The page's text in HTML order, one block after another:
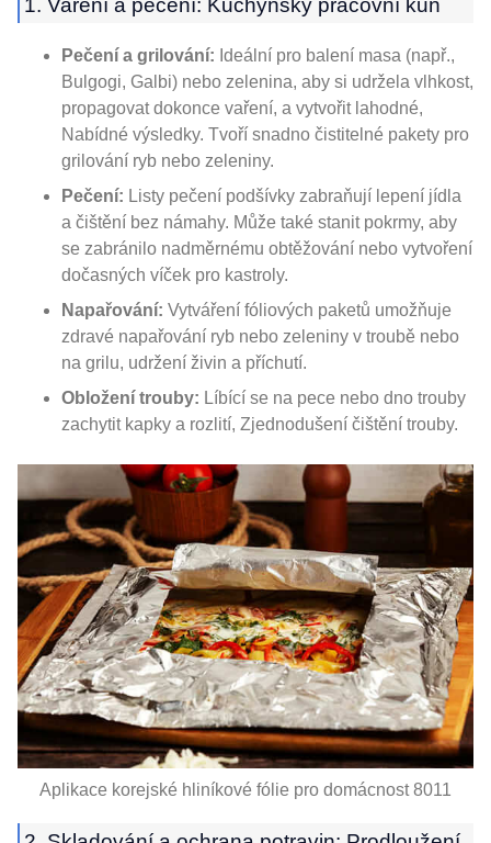
1. Vaření a pečení: Kuchyňský pracovní kůň
Pečení a grilování: Ideální pro balení masa (např.,
Bulgogi, Galbi) nebo zelenina, aby si udržela vlhkost,
propagovat dokonce vaření, a vytvořit lahodné,
Nabídné výsledky. Tvoří snadno čistitelné pakety pro
grilování ryb nebo zeleniny.
Pečení: Listy pečení podšívky zabraňují lepení jídla
a čištění bez námahy. Může také stanit pokrmy, aby
se zabránilo nadměrnému obtěžování nebo vytvoření
dočasných víček pro kastroly.
Napařování: Vytváření fóliových paketů umožňuje
zdravé napařování ryb nebo zeleniny v troubě nebo
na grilu, udržení živin a příchutí.
Obložení trouby: Líbící se na pece nebo dno trouby
zachytit kapky a rozlití, Zjednodušení čištění trouby.
Aplikace korejské hliníkové fólie pro domácnost 8011